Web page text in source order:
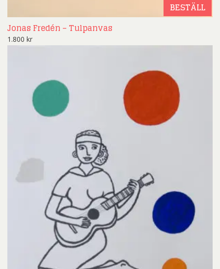
BESTÄLL
Jonas Fredén – Tulpanvas
1.800 kr